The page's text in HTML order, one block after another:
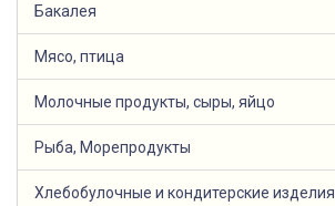
Бакалея
Мясо, птица
Молочные продукты, сыры, яйцо
Рыба, Морепродукты
Хлебобулочные и кондитерские изделия